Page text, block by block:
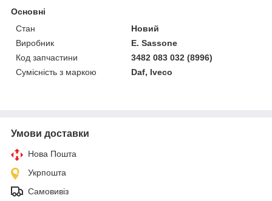
Основні
Стан
Новий
Виробник
E. Sassone
Код запчастини
3482 083 032 (8996)
Сумісність з маркою
Daf, Iveco
Умови доставки
Нова Пошта
Укрпошта
Самовивіз